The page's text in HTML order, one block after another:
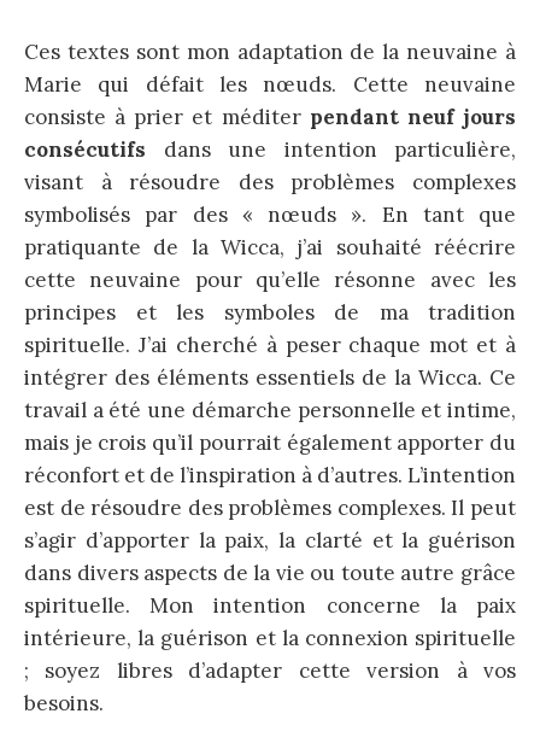
Ces textes sont mon adaptation de la neuvaine à
Marie qui défait les nœuds. Cette neuvaine
consiste à prier et méditer pendant neuf jours
consécutifs dans une intention particulière,
visant à résoudre des problèmes complexes
symbolisés par des « nœuds ». En tant que
pratiquante de la Wicca, j’ai souhaité réécrire
cette neuvaine pour qu’elle résonne avec les
principes et les symboles de ma tradition
spirituelle. J’ai cherché à peser chaque mot et à
intégrer des éléments essentiels de la Wicca. Ce
travail a été une démarche personnelle et intime,
mais je crois qu’il pourrait également apporter du
réconfort et de l’inspiration à d’autres. L’intention
est de résoudre des problèmes complexes. Il peut
s’agir d’apporter la paix, la clarté et la guérison
dans divers aspects de la vie ou toute autre grâce
spirituelle. Mon intention concerne la paix
intérieure, la guérison et la connexion spirituelle
; soyez libres d’adapter cette version à vos
besoins.